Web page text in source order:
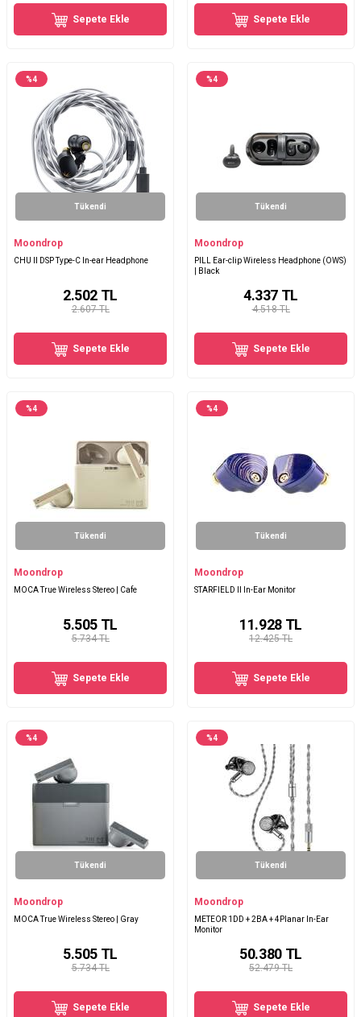
Sepete Ekle Sepete Ekle
%4
Tükendi
Moondrop
CHU II DSP Type-C In-ear Headphone
2.607 TL
2.502 TL
Sepete Ekle
%4
Tükendi
Moondrop
PILL Ear-clip Wireless Headphone (OWS)
| Black
4.518 TL
4.337 TL
Sepete Ekle
%4
Tükendi
Moondrop
MOCA True Wireless Stereo | Cafe
5.734 TL
5.505 TL
Sepete Ekle
%4
Tükendi
Moondrop
STARFIELD II In-Ear Monitor
12.425 TL
11.928TL
Sepete Ekle
%4
Tükendi
Moondrop
MOCA True Wireless Stereo | Gray
5.734 TL
5.505 TL
Sepete Ekle
%4
Tükendi
Moondrop
METEOR 1DD + 2BA + 4Planar In-Ear
Monitor
52.479 TL
50.380TL
Sepete Ekle